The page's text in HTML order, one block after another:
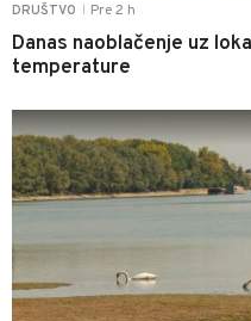
DRUŠTVO Pre 2 h
Danas naoblačenje uz
temperature